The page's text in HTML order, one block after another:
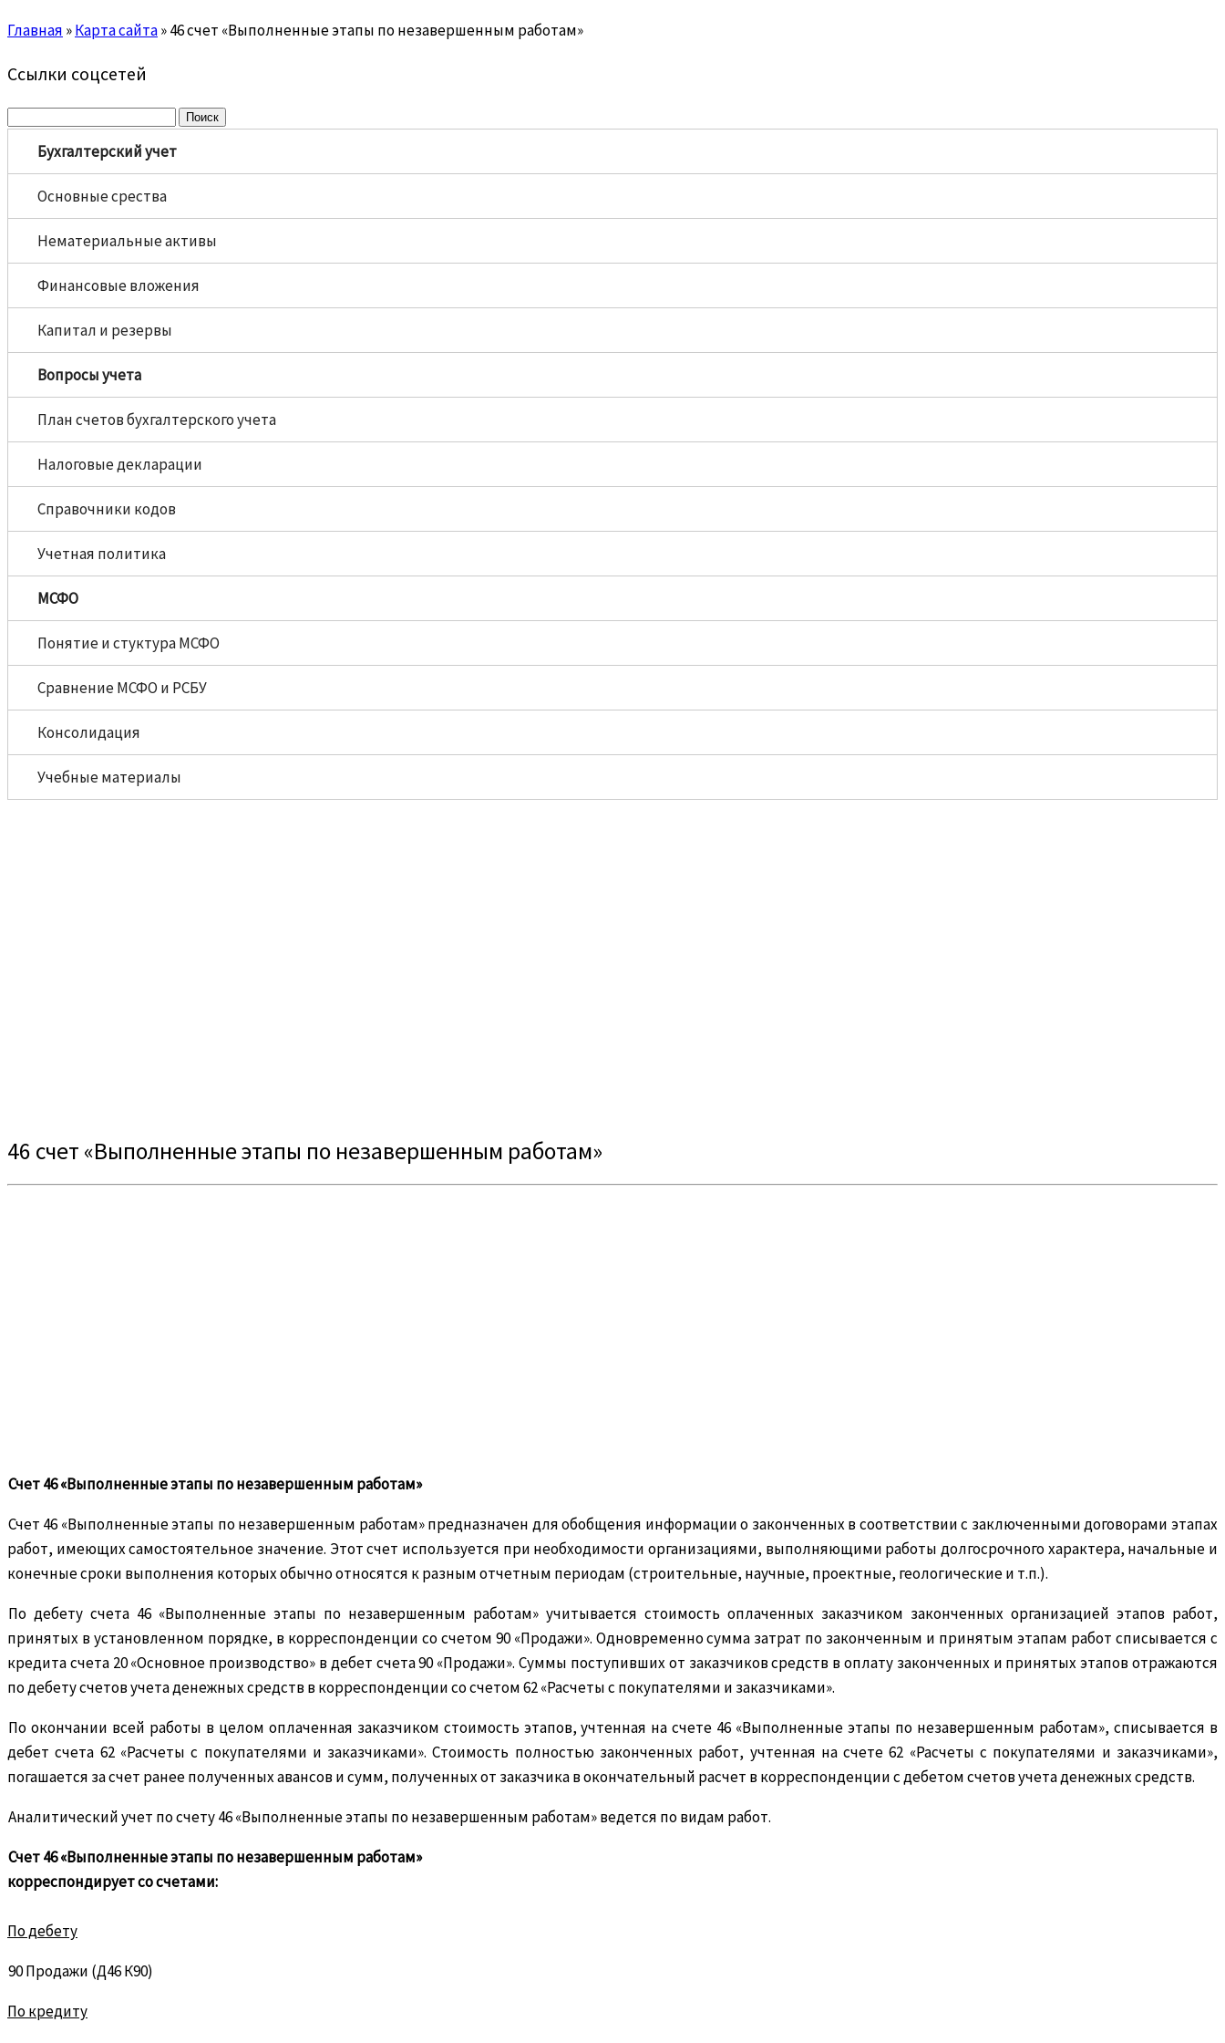
Главная »Карта сайта»46 счет «Выполненные этапы по незавершенным работам»
Ссылки соцсетей
Найти:
Бухгалтерский учет
Основные срества
Нематериальные активы
Финансовые вложения
Капитал и резервы
Вопросы учета
План счетов бухгалтерского учета
Налоговые декларации
Справочники кодов
Учетная политика
МСФО
Понятие и стуктура МСФО
Сравнение МСФО и РСБУ
Консолидация
Учебные материалы
46 счет «Выполненные этапы по незавершенным работам»
Счет 46 «Выполненные этапы по незавершенным работам»
Счет 46 «Выполненные этапы по незавершенным работам» предназначен для обобщения информации о законченных в соответствии с заключенными договорами этапах
работ, имеющих самостоятельное значение. Этот счет используется при необходимости организациями, выполняющими работы долгосрочного характера, начальные и
конечные сроки выполнения которых обычно относятся к разным отчетным периодам (строительные, научные, проектные, геологические и т.п.).
По дебету счета 46 «Выполненные этапы по незавершенным работам» учитывается стоимость оплаченных заказчиком законченных организацией этапов работ,
принятых в установленном порядке, в корреспонденции со счетом 90 «Продажи». Одновременно сумма затрат по законченным и принятым этапам работ списывается с
кредита счета 20 «Основное производство» в дебет счета 90 «Продажи». Суммы поступивших от заказчиков средств в оплату законченных и принятых этапов отражаются
по дебету счетов учета денежных средств в корреспонденции со счетом 62 «Расчеты с покупателями и заказчиками».
По окончании всей работы в целом оплаченная заказчиком стоимость этапов, учтенная на счете 46 «Выполненные этапы по незавершенным работам», списывается в
дебет счета 62 «Расчеты с покупателями и заказчиками». Стоимость полностью законченных работ, учтенная на счете 62 «Расчеты с покупателями и заказчиками»,
погашается за счет ранее полученных авансов и сумм, полученных от заказчика в окончательный расчет в корреспонденции с дебетом счетов учета денежных средств.
Аналитический учет по счету 46 «Выполненные этапы по незавершенным работам» ведется по видам работ.
Счет 46 «Выполненные этапы по незавершенным работам»
корреспондирует со счетами:
По дебету
90 Продажи (Д46 К90)
По кредиту